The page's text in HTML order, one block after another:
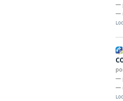
—
—
—
—